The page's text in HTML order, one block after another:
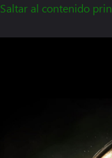
Saltar al contenido